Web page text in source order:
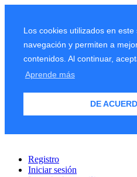
Los cookies utilizados en este
navegación y permiten a
contenidos. Al continuar,
Aprende más
DE
Registro
Iniciar sesión